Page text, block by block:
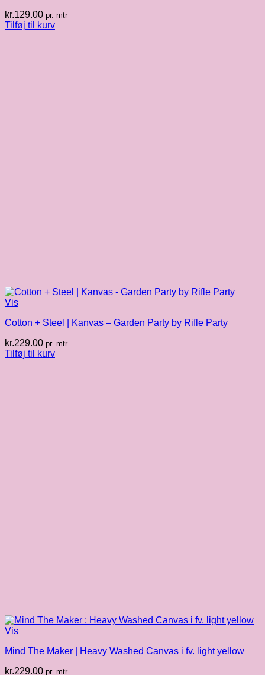
kr.129.00 pr. mtr
Tilføj til kurv
Vis
Cotton + Steel | Kanvas – Garden Party by Rifle Party
kr.229.00 pr. mtr
Tilføj til kurv
Vis
Mind The Maker | Heavy Washed Canvas i fv. light yellow
kr.229.00 pr. mtr